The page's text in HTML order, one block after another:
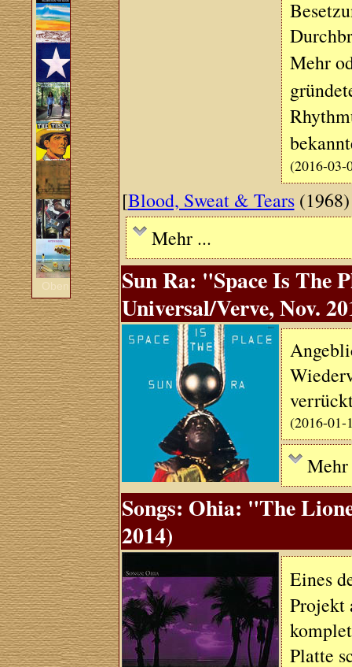
Oben
Mehr
(2016-03-
[Blood, Sweat & Tears
Mehr ...
Sun Ra: "Space Is The
Universal/Verve, Nov.
(2016-01-
Mehr
Songs: Ohia: "The
2014)
Eines
Projekt
Platte